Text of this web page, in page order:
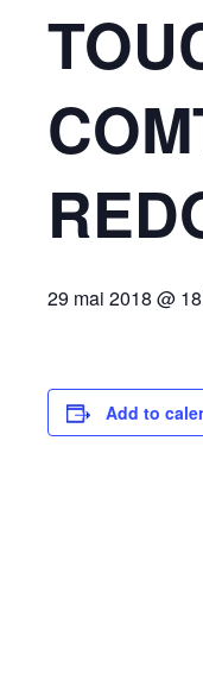
29 mai 2018 @
Add to